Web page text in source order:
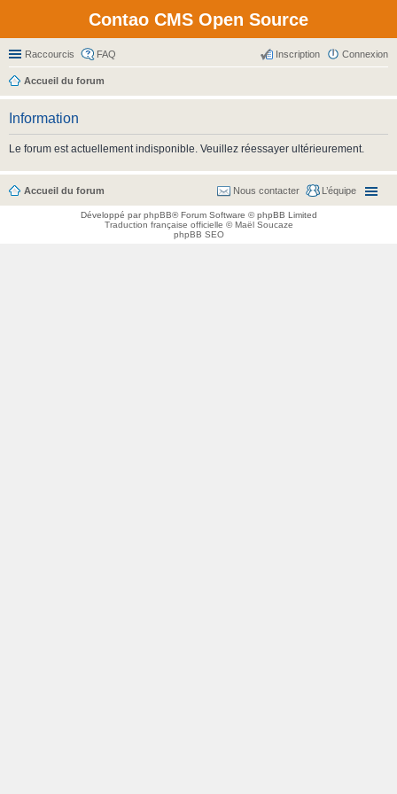
Contao CMS Open Source
Raccourcis FAQ Connexion
Inscription
Accueil du forum
Information
Le forum est actuellement indisponible. Veuillez réessayer ultérieurement.
Accueil du forum L’équipe
Nous contacter
Développé parphpBB® Forum Software © phpBB Limited
Traduction française officielle ©Maël Soucaze
phpBB SEO